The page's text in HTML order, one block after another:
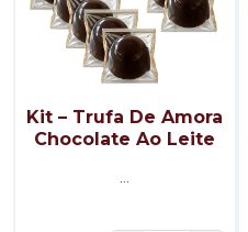
Kit – Trufa De Amora
Chocolate Ao Leite
...